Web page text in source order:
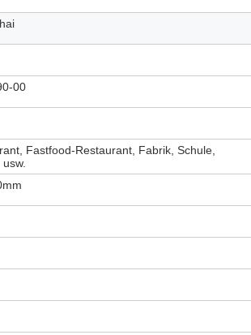
00
Fastfood-Restaurant, Fabrik, Schule,